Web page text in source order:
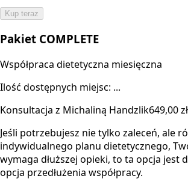
Kup teraz
Pakiet COMPLETE
Współpraca dietetyczna miesięczna
Ilość dostępnych miejsc: ...
Konsultacja z Michaliną Handzlik649,00 zł
Jeśli potrzebujesz nie tylko zaleceń, ale
indywidualnego planu dietetycznego,
wymaga dłuższej opieki, to ta opcja jest
opcja przedłużenia współpracy.